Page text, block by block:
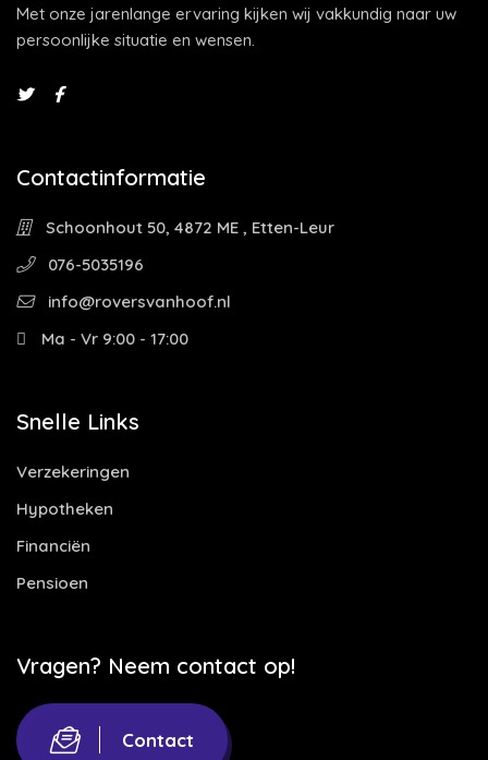
Met onze jarenlange ervaring kijken wij vakkundig naar uw
persoonlijke situatie en wensen.
Contactinformatie
Schoonhout 50, 4872 ME , Etten-Leur
076-5035196
info@roversvanhoof.nl
Ma - Vr 9:00 - 17:00
Snelle Links
Verzekeringen
Hypotheken
Financiën
Pensioen
Vragen? Neem contact op!
Contact